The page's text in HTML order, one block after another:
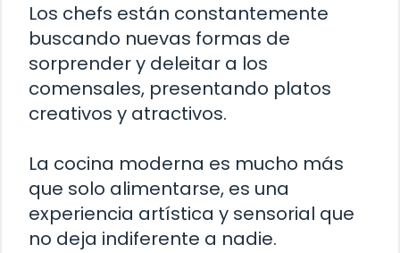
Los chefs están constantemente
buscando nuevas formas de
sorprender y deleitar a los
comensales, presentando platos
creativos y atractivos.
La cocina moderna es mucho más
que solo alimentarse, es una
experiencia artística y sensorial que
no deja indiferente a nadie.